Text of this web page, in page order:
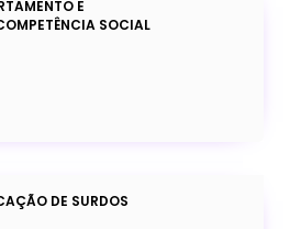
E
SOCIAL
DE SURDOS